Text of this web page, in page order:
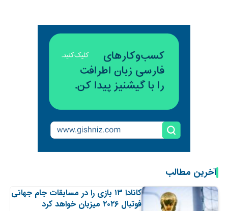
آخرین مطالب
کانادا ۱۳ بازی را در مسابقات جام جهانی
فوتبال ۲۰۲۶ میزبان خواهد کرد